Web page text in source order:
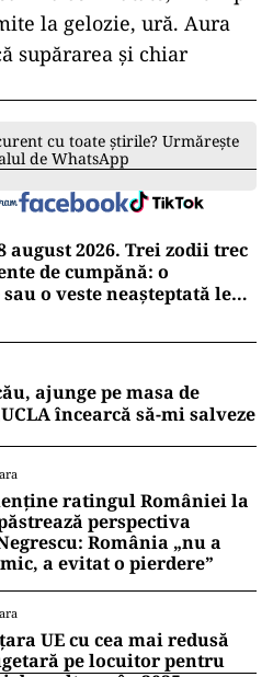
la gelozie, ură. Aura
supărarea și chiar
cu toate știrile? Urmărește
de WhatsApp
august 2026. Trei zodii trec
de cumpănă: o
o veste neașteptată le
ajunge pe masa de
încearcă să-mi salveze
ratingul României la
perspectiva
România „nu a
a evitat o pierdere”
UE cu cea mai redusă
pe locuitor pentru